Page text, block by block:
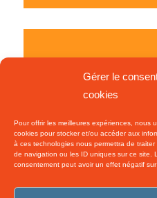
Gérer le
cookies
Pour offrir les meilleures expériences, nous
cookies pour stocker et/ou accéder aux
à ces technologies nous permettra de
de navigation ou les ID uniques sur ce site.
consentement peut avoir un effet négatif